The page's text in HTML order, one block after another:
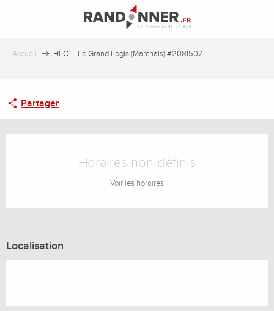
principal
Accueil HLO – Le Grand Logis (Marchais) #2081507
Partager
Horaires non définis
Voir les horaires
Localisation